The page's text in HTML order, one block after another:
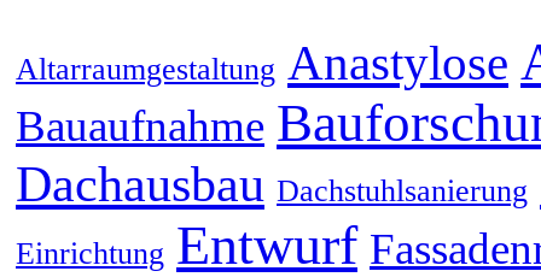
Altarraumgestaltung Anastylose
Bauaufnahme
Dachausbau Dachstuhlsanierung
Einrichtung Entwurf